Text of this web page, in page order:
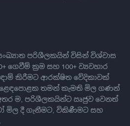
පරිශීලකයින් විසින් විශ්වාස
ගෙවීම් ක්‍රම සහ 100+ ව්‍යවහාර
කිරීමට ආරක්ෂිත වේදිකාවක්
තමන් කැමති මිල ගණන්
ම, පරිශීලකයින්ට ඍජුව වෙනත්
මිල දී ගැනීමට, විකිණීමට සහ